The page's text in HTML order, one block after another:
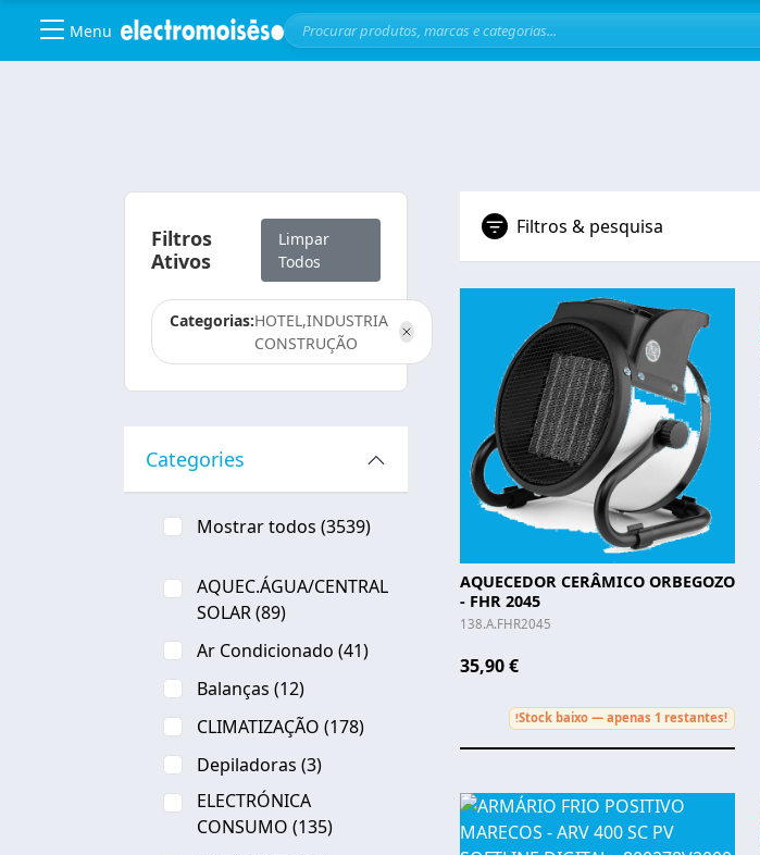
Menu
Filtros & pesquisa
AQUECEDOR CERÂMICO ORBEGOZO
- FHR 2045
138.A.FHR2045
35,90 €
!Stock baixo — apenas 1 restantes!
Filtros
Ativos
Limpar
Todos
Categorias:HOTEL,INDUSTRIA
CONSTRUÇÃO
Categories
Mostrar todos (3539)
AQUEC.ÁGUA/CENTRAL
SOLAR(89)
Ar Condicionado (41)
Balanças (12)
CLIMATIZAÇÃO (178)
Depiladoras (3)
ELECTRÓNICA
CONSUMO (135)